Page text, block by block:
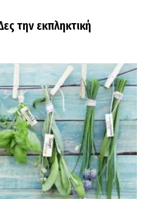
την εκπληκτική